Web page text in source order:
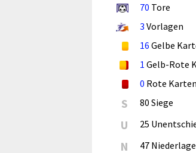
70 Tore
3 Vorlagen
16 Gelbe
1 Gelb-Rote
0 Rote Karten
S 80 Siege
U 25
N 47